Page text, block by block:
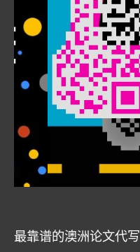
最靠谱的澳洲论文代写